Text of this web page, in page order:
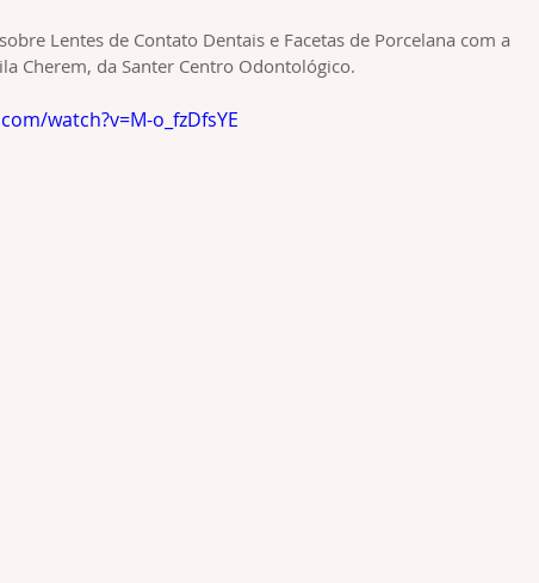
Lentes de Contato Dentais e Facetas de Porcelana com a
Cherem, da Santer Centro Odontológico.
watch?v=M-o_fzDfsYE